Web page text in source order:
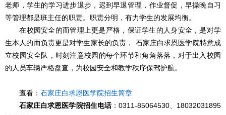
老师，学生的学习进步退步，迟到早退管理，作业督促，早操晚自习
等管理都是班主任的职责。职责分明，有力学生的发展均衡。
在校园安全的而管理上更是严格，保证学生的人身安全，是对学
生本人的而负责更是对学生家长的负责， 石家庄白求恩医学院特意成
立校园安全队，时刻注意校园的每个环节和角角落落，对于出入校园
的人员车辆严格盘查，为校园安全和教学秩序保驾护航。
查看： 石家庄白求恩医学院招生简章
石家庄白求恩医学院招生电话：0311-85064530、18032031895